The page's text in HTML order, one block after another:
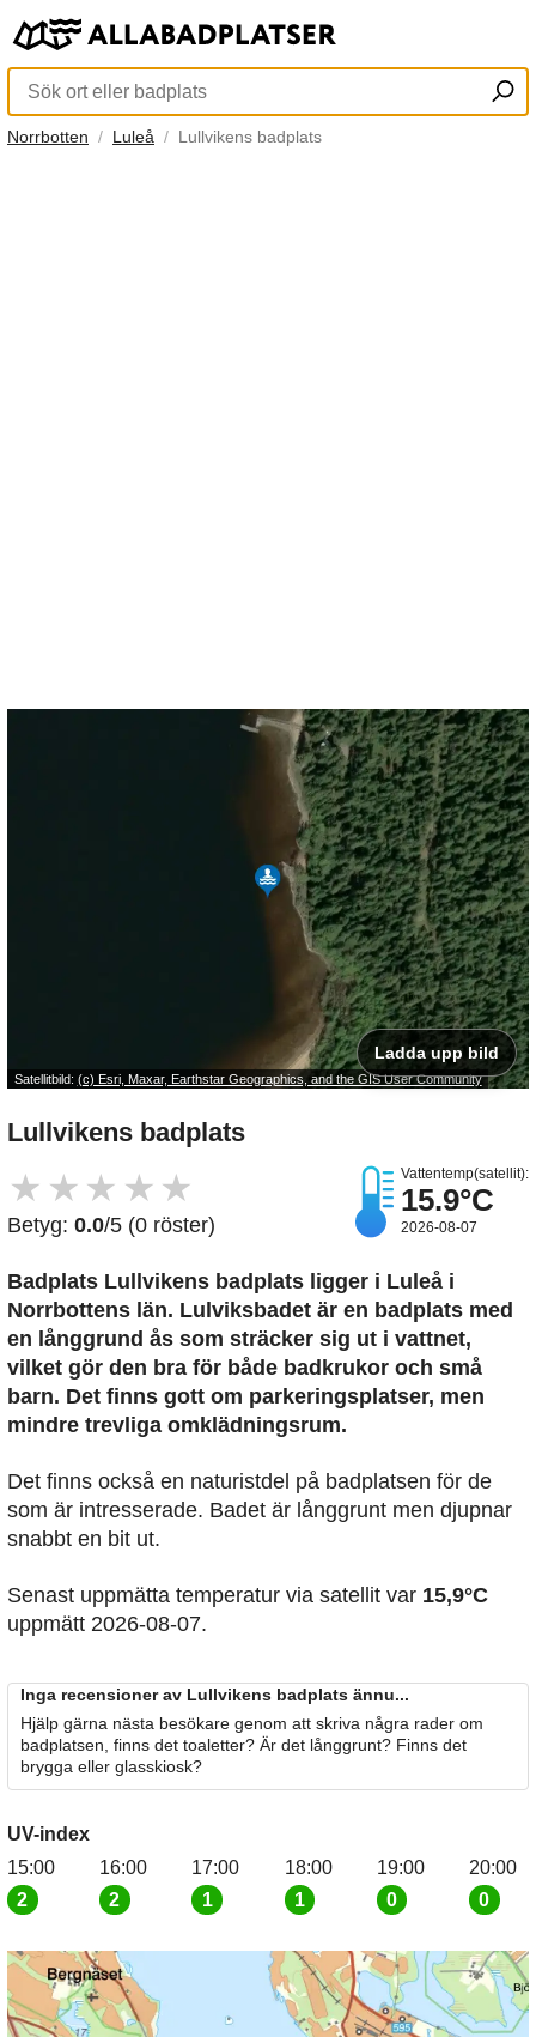
Norrbotten Luleå Lullvikens badplats
Satellitbild: (c) Esri, Maxar, Earthstar Geographics, and the GIS User Community
Ladda upp bild
Lullvikens badplats
★ ★ ★ ★ ★
Betyg: 0.0/5 (0 röster)
Vattentemp(satellit):
15.9°C
2026-08-07
Badplats Lullvikens badplats ligger i Luleå i
Norrbottens län. Lulviksbadet är en badplats med
en långgrund ås som sträcker sig ut i vattnet,
vilket gör den bra för både badkrukor och små
barn. Det finns gott om parkeringsplatser, men
mindre trevliga omklädningsrum.
Det finns också en naturistdel på badplatsen för de
som är intresserade. Badet är långgrunt men djupnar
snabbt en bit ut.
Senast uppmätta temperatur via satellit var 15,9°C
uppmätt 2026-08-07.
Inga recensioner av Lullvikens badplats ännu...
Hjälp gärna nästa besökare genom att skriva några rader om
badplatsen, finns det toaletter? Är det långgrunt? Finns det
brygga eller glasskiosk?
UV-index
15:00
2
16:00
2
17:00
1
18:00
1
19:00
0
20:00
0